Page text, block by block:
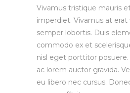
Vivamus tristique mauris
imperdiet. Vivamus at erat
semper lobortis. Duis
commodo ex et
nisl eget porttitor
ac lorem auctor gravida.
eu libero nec cursus.